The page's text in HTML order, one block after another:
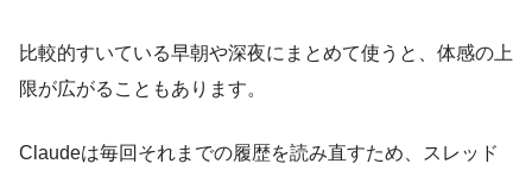
比較的すいている早朝や深夜にまとめて使うと、体感の上
限が広がることもあります。
Claudeは毎回それまでの履歴を読み直すため、スレッド